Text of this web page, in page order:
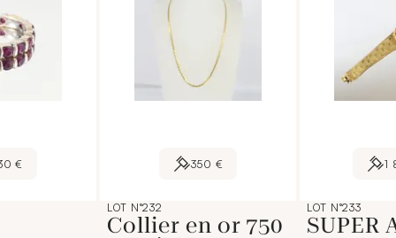
€ 350 €
LOT N°232
Collier en or 750
1
LOT N°233
SUPER